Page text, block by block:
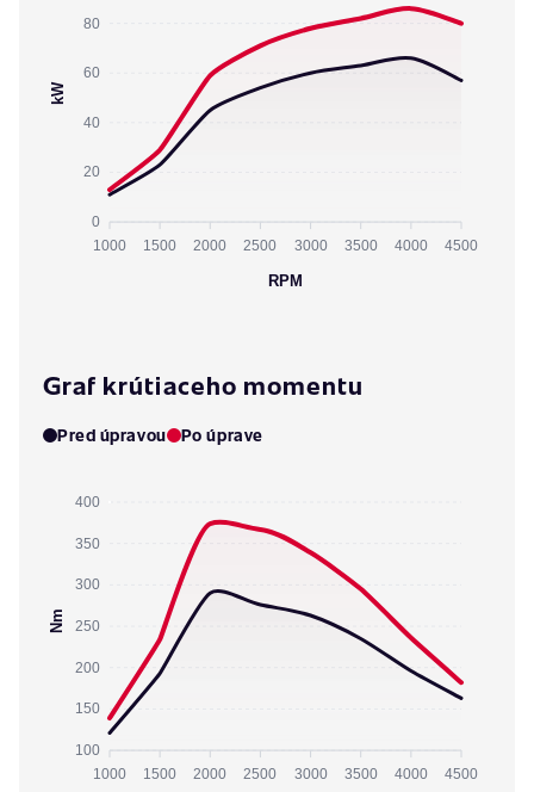
80
60
40
20
0
kW
1000 1500 2000 2500 3000 3500 4000 4500
RPM
Graf krútiaceho momentu
Pred úpravou Po úprave
400
350
300
250
200
150
100
Nm
1000 1500 2000 2500 3000 3500 4000 4500